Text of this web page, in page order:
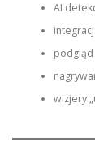
AI
wizjery